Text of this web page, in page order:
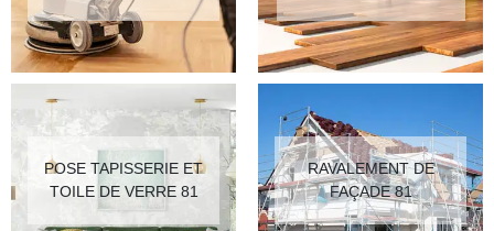
POSE TAPISSERIE ET
TOILE DE VERRE 81
RAVALEMENT DE
FAÇADE 81